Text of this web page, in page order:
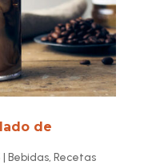
de
| Bebidas, Recetas